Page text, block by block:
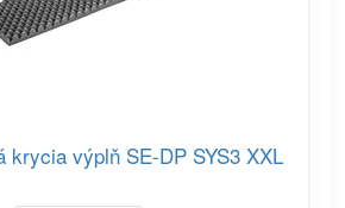
krycia výplň SE-DP SYS3 XXL